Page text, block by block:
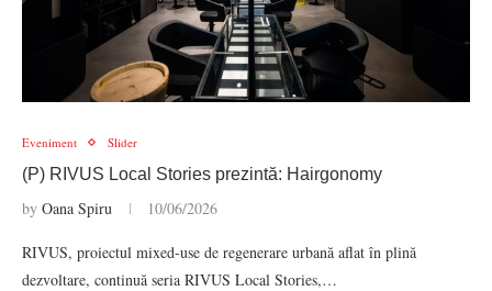
Eveniment Slider
(P) RIVUS Local Stories prezintă: Hairgonomy
by Oana Spiru 10/06/2026
RIVUS, proiectul mixed-use de regenerare urbană aflat în plină
dezvoltare, continuă seria RIVUS Local Stories,…